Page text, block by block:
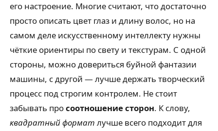
его настроение. Многие считают, что достаточно
просто описать цвет глаз и длину волос, но на
самом деле искусственному интеллекту нужны
чёткие ориентиры по свету и текстурам. С одной
стороны, можно довериться буйной фантазии
машины, с другой — лучше держать творческий
процесс под строгим контролем. Не стоит
забывать просоотношение сторон. К слову,
квадратный формат лучше всего подходит для